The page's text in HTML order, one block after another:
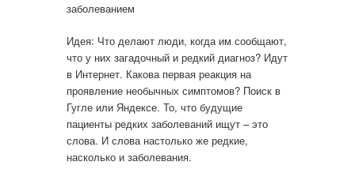
заболеванием
Идея: Что делают люди, когда им сообщают,
что у них загадочный и редкий диагноз? Идут
в Интернет. Какова первая реакция на
проявление необычных симптомов? Поиск в
Гугле или Яндексе. То, что будущие
пациенты редких заболеваний ищут – это
слова. И слова настолько же редкие,
насколько и заболевания.